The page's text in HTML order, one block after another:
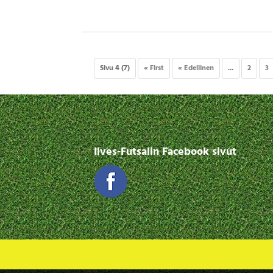
Sivu 4 (7) « First « Edellinen ... 2 3
Ilves-Futsalin Facebook sivut